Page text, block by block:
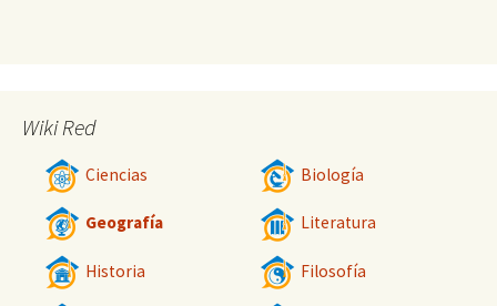
Wiki Red
Ciencias Biología
Geografía Literatura
Historia Filosofía